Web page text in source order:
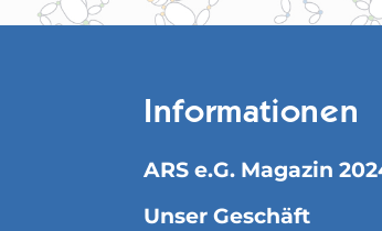
Informationen
ARS e.G. Magazin
Unser Geschäft